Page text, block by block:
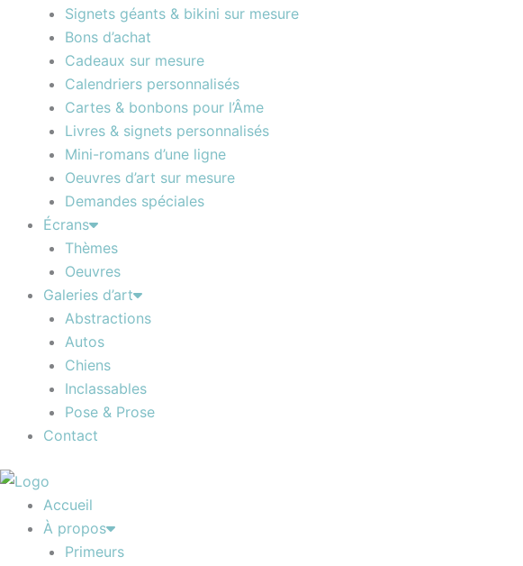
Signets géants & bikini sur mesure
Bons d’achat
Cadeaux sur mesure
Calendriers personnalisés
Cartes & bonbons pour l’Âme
Livres & signets personnalisés
Mini-romans d’une ligne
Oeuvres d’art sur mesure
Demandes spéciales
Écrans
Thèmes
Oeuvres
Galeries d’art
Abstractions
Autos
Chiens
Inclassables
Pose & Prose
Contact
Accueil
À propos
Primeurs